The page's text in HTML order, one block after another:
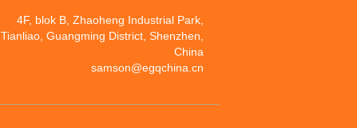
4F, blok B, Zhaoheng Industrial Park,
Tianliao, Guangming District, Shenzhen,
China
samson@egqchina.cn